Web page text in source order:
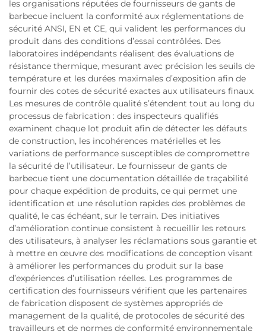
les organisations réputées de fournisseurs de gants de
barbecue incluent la conformité aux réglementations de
sécurité ANSI, EN et CE, qui valident les performances du
produit dans des conditions d’essai contrôlées. Des
laboratoires indépendants réalisent des évaluations de
résistance thermique, mesurant avec précision les seuils de
température et les durées maximales d’exposition afin de
fournir des cotes de sécurité exactes aux utilisateurs finaux.
Les mesures de contrôle qualité s’étendent tout au long du
processus de fabrication : des inspecteurs qualifiés
examinent chaque lot produit afin de détecter les défauts
de construction, les incohérences matérielles et les
variations de performance susceptibles de compromettre
la sécurité de l’utilisateur. Le fournisseur de gants de
barbecue tient une documentation détaillée de traçabilité
pour chaque expédition de produits, ce qui permet une
identification et une résolution rapides des problèmes de
qualité, le cas échéant, sur le terrain. Des initiatives
d’amélioration continue consistent à recueillir les retours
des utilisateurs, à analyser les réclamations sous garantie et
à mettre en œuvre des modifications de conception visant
à améliorer les performances du produit sur la base
d’expériences d’utilisation réelles. Les programmes de
certification des fournisseurs vérifient que les partenaires
de fabrication disposent de systèmes appropriés de
management de la qualité, de protocoles de sécurité des
travailleurs et de normes de conformité environnementale